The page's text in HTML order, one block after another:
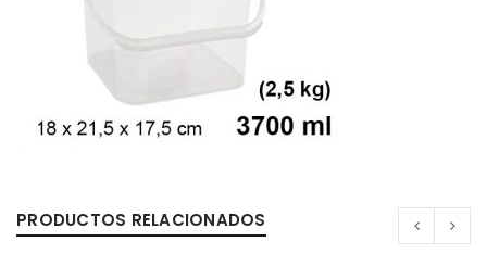
PRODUCTOS RELACIONADOS
0%